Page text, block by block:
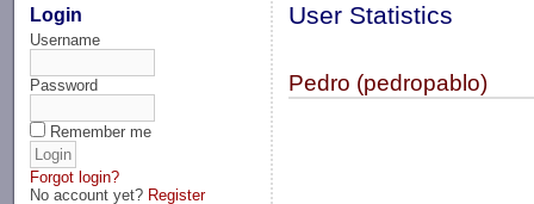
Login
Username
Password
Remember me
Forgot login?
No account yet? Register
User Statistics
Pedro (pedropablo)